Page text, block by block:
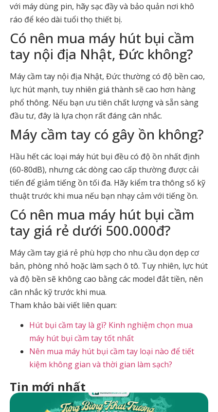
với máy dùng pin, hãy sạc đầy và bảo quản nơi khô
ráo để kéo dài tuổi thọ thiết bị.
Có nên mua máy hút bụi cầm
tay nội địa Nhật, Đức không?
Máy cầm tay nội địa Nhật, Đức thường có độ bền cao,
lực hút mạnh, tuy nhiên giá thành sẽ cao hơn hàng
phổ thông. Nếu bạn ưu tiên chất lượng và sẵn sàng
đầu tư, đây là lựa chọn rất đáng cân nhắc.
Máy cầm tay có gây ồn không?
Hầu hết các loại máy hút bụi đều có độ ồn nhất định
(60-80dB), nhưng các dòng cao cấp thường được cải
tiến để giảm tiếng ồn tối đa. Hãy kiểm tra thông số kỹ
thuật trước khi mua nếu bạn nhạy cảm với tiếng ồn.
Có nên mua máy hút bụi cầm
tay giá rẻ dưới 500.000đ?
Máy cầm tay giá rẻ phù hợp cho nhu cầu dọn dẹp cơ
bản, phòng nhỏ hoặc làm sạch ô tô. Tuy nhiên, lực hút
và độ bền sẽ không cao bằng các model đắt tiền, nên
cân nhắc kỹ trước khi mua.
Tham khảo bài viết liên quan:
Hút bụi cầm tay là gì? Kinh nghiệm chọn mua
máy hút bụi cầm tay tốt nhất
Nên mua máy hút bụi cầm tay loại nào để tiết
kiệm không gian và thời gian làm sạch?
Tin mới nhất